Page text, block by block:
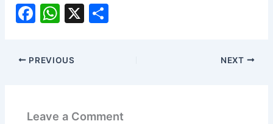
F
c
e
o
W
at
s
p
X
PREVIOUS NEXT
Leave a Comment